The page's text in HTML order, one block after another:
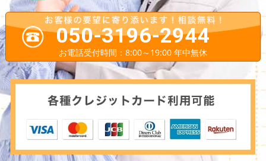
050-3196-2944
お電話受付時間：8:00～19:00 年中無休